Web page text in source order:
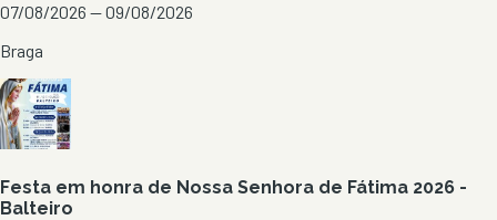
07/08/2026 — 09/08/2026
Braga
Festa em honra de Nossa Senhora de Fátima 2026 -
Balteiro